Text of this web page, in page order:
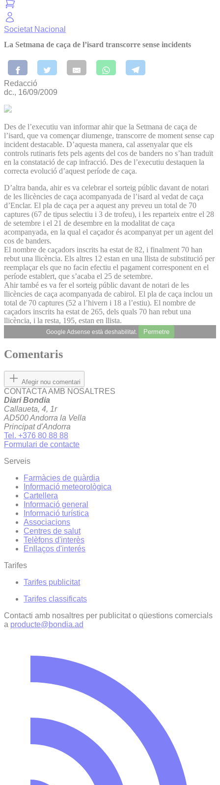
Societat Nacional
La Setmana de caça de l’isard transcorre sense incidents
Redacció
dc., 16/09/2009
Des de l’executiu van informar ahir que la Setmana de caça de
l’isard, que va començar diumenge, transcorre de moment sense cap
incident destacable. D’aquesta manera, cal assenyalar que els
controls rutinaris fets pels agents del cos de banders no s’han traduït
en la constatació de cap infracció. Des de l’executiu destaquen la
correcta evolució d’aquest període de caça.
D’altra banda, ahir es va celebrar el sorteig públic davant de notari
de les llicències de caça acompanyada de l’isard al vedat de caça
d’Enclar. El pla de caça per a aquest any preveu un total de 70
captures (67 de tipus selectiu i 3 de trofeu), i les reparteix entre el 28
de setembre i el 21 de desembre en la modalitat de caça
acompanyada, en la qual el caçador és acompanyat per un agent del
cos de banders.
El nombre de caçadors inscrits ha estat de 82, i finalment 70 han
rebut una llicència. Els altres 12 estan en una llista de substitució per
reemplaçar els que no facin efectiu el pagament corresponent en el
període establert, que s’acaba el 25 de setembre.
Ahir també es va fer el sorteig públic davant de notari de les
llicències de caça acompanyada de cabirol. El pla de caça inclou un
total de 70 captures (52 a l’hivern i 18 a l’estiu). El nombre de
caçadors inscrits ha estat de 265, dels quals 70 han rebut una
llicència, i la resta, 195, estan en llista.
Google Adsense està deshabilitat. Permetre
Comentaris
Afegir nou comentari
CONTACTA AMB NOSALTRES
Diari Bondia
Callaueta, 4, 1r
AD500 Andorra la Vella
Principat d'Andorra
Tel. +376 80 88 88
Formulari de contacte
Serveis
Farmàcies de guàrdia
Informació meteorològica
Cartellera
Informació general
Informació turística
Associacions
Centres de salut
Telèfons d'interès
Enllaços d'interés
Tarifes
Tarifes publicitat
Tarifes classificats
Contacti amb nosaltres per publicitat o qüestions comercials
a producte@bondia.ad